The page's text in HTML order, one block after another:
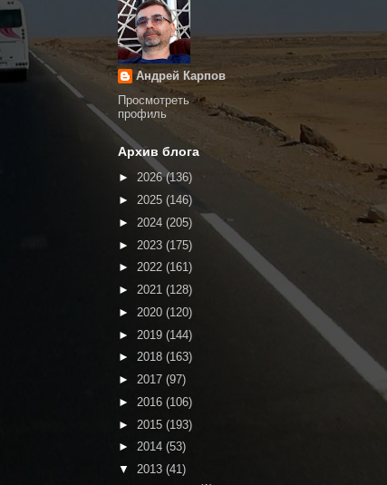
Андрей Карпов
Просмотреть
профиль
Архив блога
► 2026(136)
► 2025 (146)
► 2024 (205)
► 2023 (175)
► 2022 (161)
► 2021 (128)
► 2020 (120)
► 2019 (144)
► 2018 (163)
► 2017 (97)
► 2016 (106)
► 2015 (193)
► 2014 (53)
▼ 2013 (41)